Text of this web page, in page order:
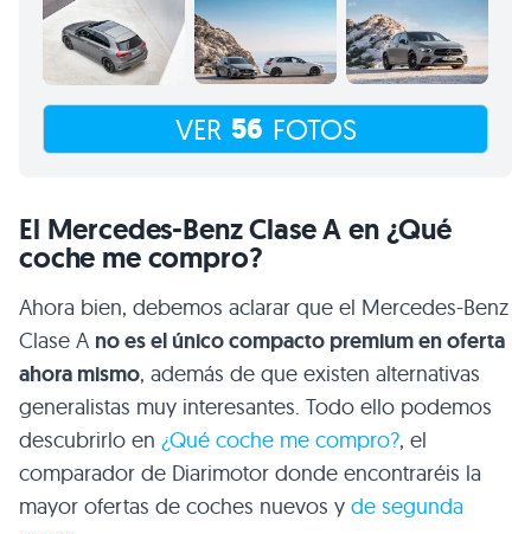
VER 56 FOTOS
El Mercedes-Benz Clase A en ¿Qué
coche me compro?
Ahora bien, debemos aclarar que el Mercedes-Benz
Clase A no es el único compacto premium en oferta
ahora mismo, además de que existen alternativas
generalistas muy interesantes. Todo ello podemos
descubrirlo en ¿Qué coche me compro?, el
comparador de Diarimotor donde encontraréis la
mayor ofertas de coches nuevos y de segunda